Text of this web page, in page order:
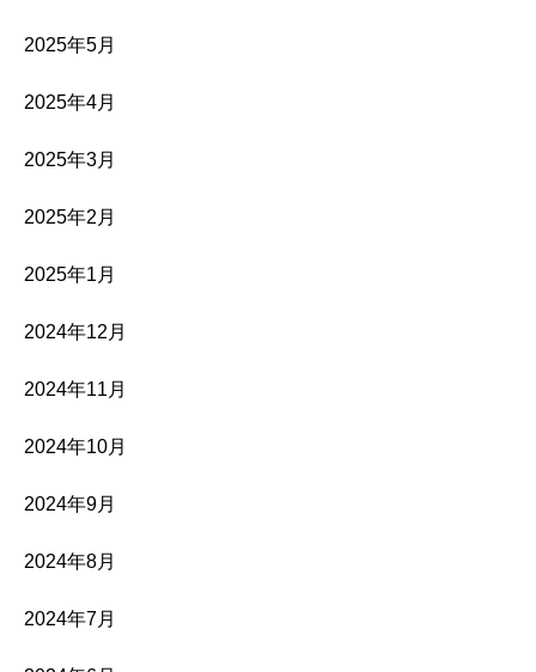
2025年5月
2025年4月
2025年3月
2025年2月
2025年1月
2024年12月
2024年11月
2024年10月
2024年9月
2024年8月
2024年7月